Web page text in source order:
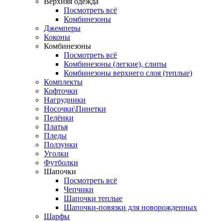
Посмотреть всё
Комбинезоны
Джемперы
Коконы
Комбинезоны
Посмотреть всё
Комбинезоны (легкие), слипы
Комбинезоны верхнего слоя (теплые)
Комплекты
Кофточки
Нагрудники
Носочки\Пинетки
Пелёнки
Платья
Пледы
Ползунки
Уголки
Футболки
Шапочки
Посмотреть всё
Чепчики
Шапочки теплые
Шапочки-повязки для новорожденных
Шарфы